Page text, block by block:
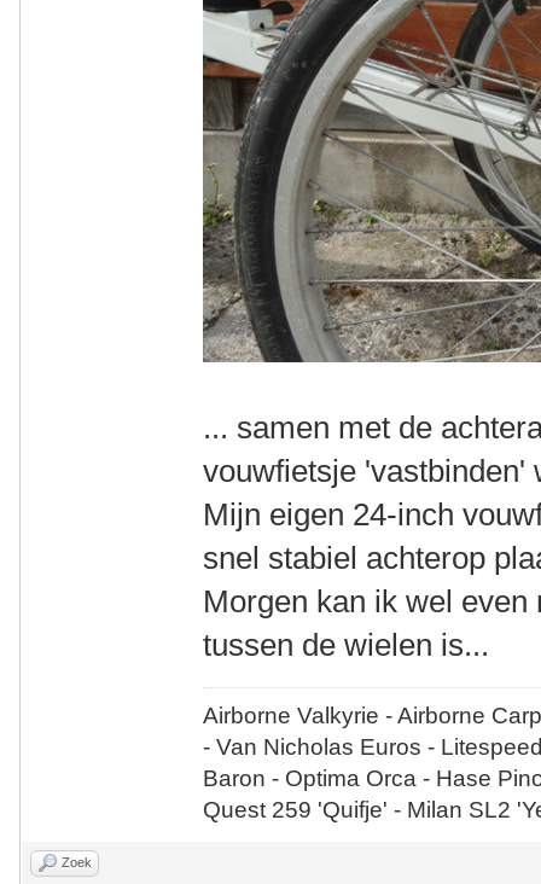
... samen met de
vouwfietsje 'vastbinden'
Mijn eigen 24-inch
snel stabiel achterop
Morgen kan ik wel
tussen de wielen is...
Airborne Valkyrie - Airborne
- Van Nicholas Euros -
Baron - Optima Orca - Hase
Quest 259 'Quifje' - Milan SL2
Zoek